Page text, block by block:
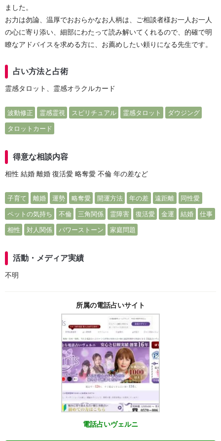
ました。
お力は勿論、温厚でおおらかなお人柄は、ご相談者様お一人お一人
の心に寄り添い、細部にわたって読み解いてくれるので、的確で明
瞭なアドバイスを求める方に、お薦めしたい頼りになる先生です。
占い方法と占術
霊感タロット、霊感オラクルカード
波動修正 霊感霊視 スピリチュアル 霊感タロット ダウジング
タロットカード
得意な相談内容
相性 結婚 離婚 復活愛 略奪愛 不倫 年の差など
子育て 離婚 運勢 略奪愛 開運方法 年の差 遠距離 同性愛
ペットの気持ち 不倫 三角関係 霊障害 復活愛 金運 結婚 仕事
相性 対人関係 パワーストーン 家庭問題
活動・メディア実績
不明
所属の電話占いサイト
電話占いヴェルニ